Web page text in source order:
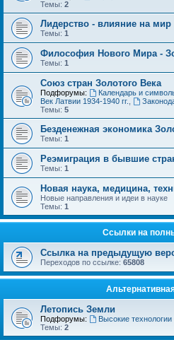
Темы: 2
Лидерство - влияние на мир
Темы: 1
Философия Нового Мира -
Темы: 1
Cоюз стран Золотого Века
Подфорумы: Календарь и
Век Латвии 1934-1940 гг.
Темы: 5
Безденежная экономика
Темы: 1
Реэмиграция в бывшие
Темы: 1
Новая наука, медицина,
Новые направления и идеи в науке
Темы: 1
Ссылки на
Ссылка на предыдущую
Переходов по ссылке: 65808
Летопись Земли
Подфорумы: Высокие
Темы: 2